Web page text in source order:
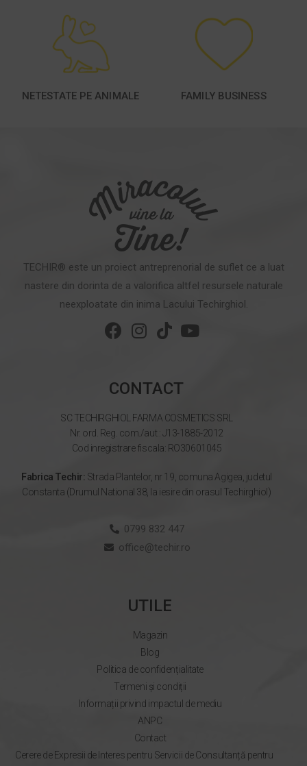
NETESTATE PE ANIMALE FAMILY BUSINESS
TECHIR® este un proiect antreprenorial de suflet ce a luat
nastere din dorinta de a valorifica altfel resursele naturale
neexploatate din inima Lacului Techirghiol.
CONTACT
SC TECHIRGHIOL FARMA COSMETICS SRL
Nr. ord. Reg. com./aut.: J13-1885-2012
Cod inregistrare fiscala: RO30601045
Fabrica Techir: Strada Plantelor, nr 19, comuna Agigea, judetul
Constanta (Drumul National 38, la iesire din orasul Techirghiol)
0799 832 447
office@techir.ro
UTILE
Magazin
Blog
Politica de confidențialitate
Termeni și condiții
Informații privind impactul de mediu
ANPC
Contact
Cerere de Expresii de Interes pentru Servicii de Consultanță pentru